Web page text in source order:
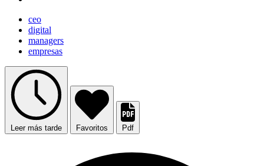
ceo
digital
managers
empresas
Leer más tarde Favoritos Pdf